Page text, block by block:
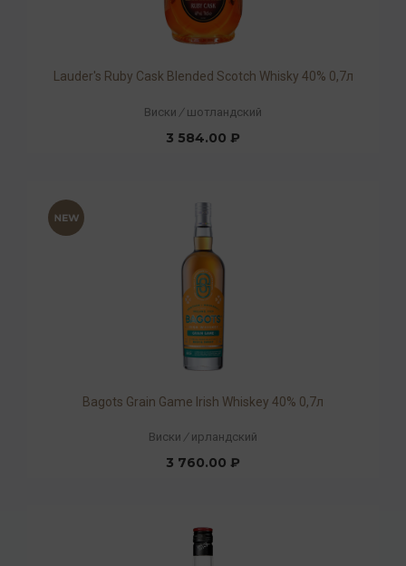
Lauder's Ruby Cask Blended Scotch Whisky 40% 0,7л
Виски / шотландский
3 584.00 ₽
Bagots Grain Game Irish Whiskey 40% 0,7л
Виски / ирландский
3 760.00 ₽